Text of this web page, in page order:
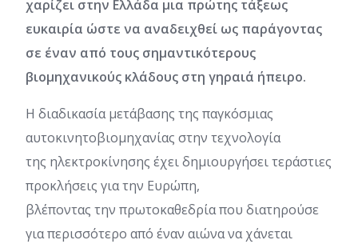
χαρίζει στην Ελλάδα μια πρώτης τάξεως
ευκαιρία ώστε να αναδειχθεί ως παράγοντας
σε έναν από τους σημαντικότερους
βιομηχανικούς κλάδους στη γηραιά ήπειρο.
Η διαδικασία μετάβασης της παγκόσμιας
αυτοκινητοβιομηχανίας στην τεχνολογία
της ηλεκτροκίνησης έχει δημιουργήσει τεράστιες
προκλήσεις για την Ευρώπη,
βλέποντας την πρωτοκαθεδρία που διατηρούσε
για περισσότερο από έναν αιώνα να χάνεται